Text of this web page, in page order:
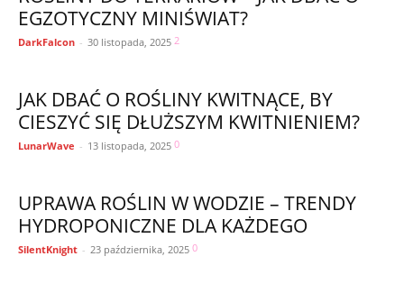
EGZOTYCZNY MINIŚWIAT?
DarkFalcon - 30 listopada, 2025 2
JAK DBAĆ O ROŚLINY KWITNĄCE, BY
CIESZYĆ SIĘ DŁUŻSZYM KWITNIENIEM?
LunarWave - 13 listopada, 2025 0
UPRAWA ROŚLIN W WODZIE – TRENDY
HYDROPONICZNE DLA KAŻDEGO
SilentKnight - 23 października, 2025 0